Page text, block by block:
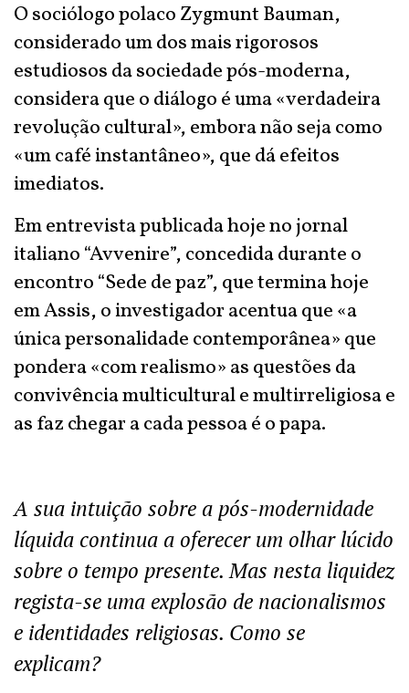
O sociólogo polaco Zygmunt Bauman,
considerado um dos mais rigorosos
estudiosos da sociedade pós-moderna,
considera que o diálogo é uma «verdadeira
revolução cultural», embora não seja como
«um café instantâneo», que dá efeitos
imediatos.
Em entrevista publicada hoje no jornal
italiano “Avvenire”, concedida durante o
encontro “Sede de paz”, que termina hoje
em Assis, o investigador acentua que «a
única personalidade contemporânea» que
pondera «com realismo» as questões da
convivência multicultural e multirreligiosa e
as faz chegar a cada pessoa é o papa.
A sua intuição sobre a pós-modernidade
líquida continua a oferecer um olhar lúcido
sobre o tempo presente. Mas nesta liquidez
regista-se uma explosão de nacionalismos
e identidades religiosas. Como se
explicam?